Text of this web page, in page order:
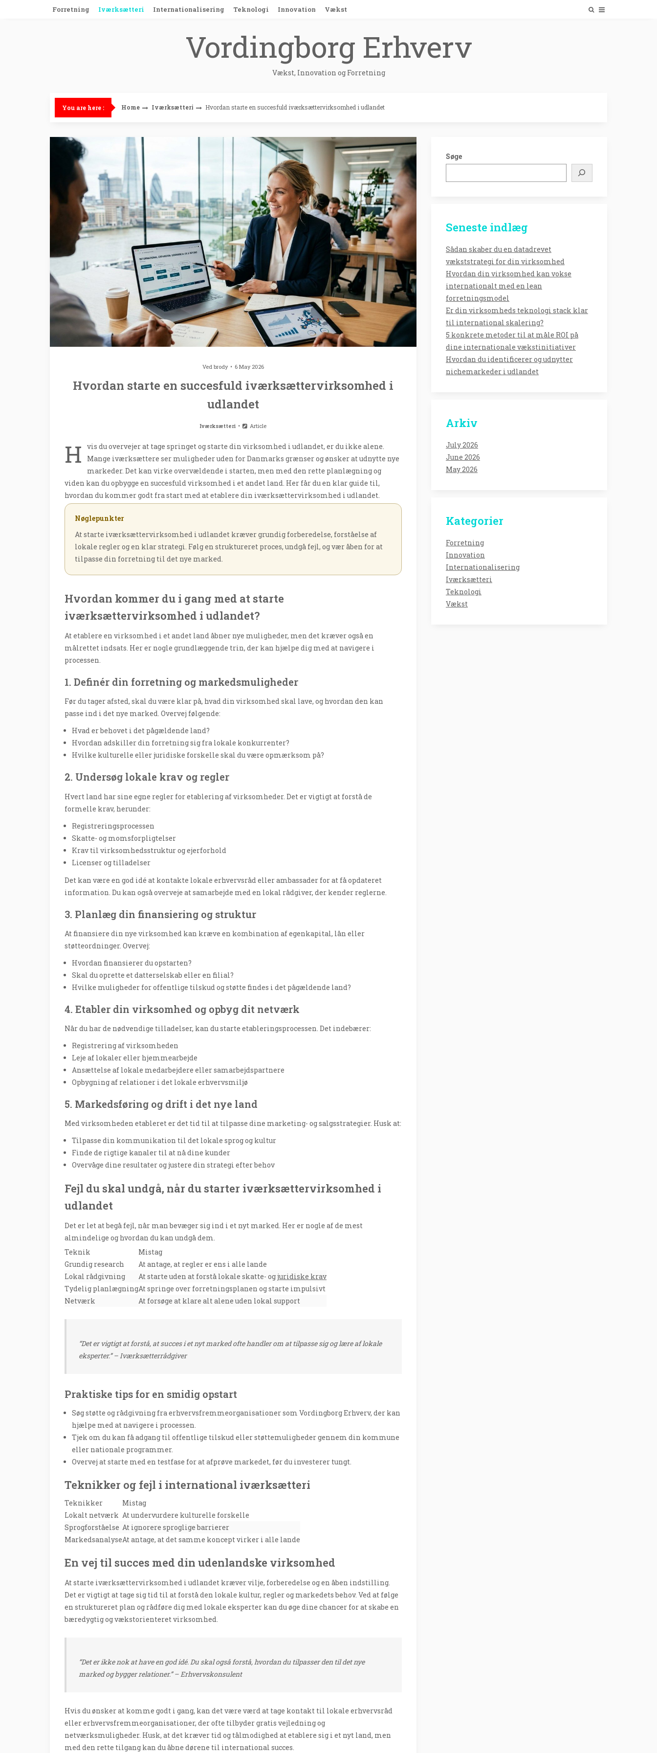
Forretning Iværksætteri Internationalisering Teknologi Innovation Vækst
Vordingborg Erhverv
Vækst, Innovation og Forretning
You are here : Home Iværksætteri Hvordan starte en succesfuld iværksættervirksomhed i udlandet
Ved brody 6 May 2026
Hvordan starte en succesfuld iværksættervirksomhed i
udlandet
Iværksætteri Article
H
vis du overvejer at tage springet og starte din virksomhed i udlandet, er du ikke alene.
Mange iværksættere ser muligheder uden for Danmarks grænser og ønsker at udnytte nye
markeder. Det kan virke overvældende i starten, men med den rette planlægning og
viden kan du opbygge en succesfuld virksomhed i et andet land. Her får du en klar guide til,
hvordan du kommer godt fra start med at etablere din iværksættervirksomhed i udlandet.
Nøglepunkter
At starte iværksættervirksomhed i udlandet kræver grundig forberedelse, forståelse af
lokale regler og en klar strategi. Følg en struktureret proces, undgå fejl, og vær åben for at
tilpasse din forretning til det nye marked.
Hvordan kommer du i gang med at starte
iværksættervirksomhed i udlandet?
At etablere en virksomhed i et andet land åbner nye muligheder, men det kræver også en
målrettet indsats. Her er nogle grundlæggende trin, der kan hjælpe dig med at navigere i
processen.
1. Definér din forretning og markedsmuligheder
Før du tager afsted, skal du være klar på, hvad din virksomhed skal lave, og hvordan den kan
passe ind i det nye marked. Overvej følgende:
Hvad er behovet i det pågældende land?
Hvordan adskiller din forretning sig fra lokale konkurrenter?
Hvilke kulturelle eller juridiske forskelle skal du være opmærksom på?
2. Undersøg lokale krav og regler
Hvert land har sine egne regler for etablering af virksomheder. Det er vigtigt at forstå de
formelle krav, herunder:
Registreringsprocessen
Skatte- og momsforpligtelser
Krav til virksomhedsstruktur og ejerforhold
Licenser og tilladelser
Det kan være en god idé at kontakte lokale erhvervsråd eller ambassader for at få opdateret
information. Du kan også overveje at samarbejde med en lokal rådgiver, der kender reglerne.
3. Planlæg din finansiering og struktur
At finansiere din nye virksomhed kan kræve en kombination af egenkapital, lån eller
støtteordninger. Overvej:
Hvordan finansierer du opstarten?
Skal du oprette et datterselskab eller en filial?
Hvilke muligheder for offentlige tilskud og støtte findes i det pågældende land?
4. Etabler din virksomhed og opbyg dit netværk
Når du har de nødvendige tilladelser, kan du starte etableringsprocessen. Det indebærer:
Registrering af virksomheden
Leje af lokaler eller hjemmearbejde
Ansættelse af lokale medarbejdere eller samarbejdspartnere
Opbygning af relationer i det lokale erhvervsmiljø
5. Markedsføring og drift i det nye land
Med virksomheden etableret er det tid til at tilpasse dine marketing- og salgsstrategier. Husk at:
Tilpasse din kommunikation til det lokale sprog og kultur
Finde de rigtige kanaler til at nå dine kunder
Overvåge dine resultater og justere din strategi efter behov
Fejl du skal undgå, når du starter iværksættervirksomhed i
udlandet
Det er let at begå fejl, når man bevæger sig ind i et nyt marked. Her er nogle af de mest
almindelige og hvordan du kan undgå dem.
Teknik
Mistag
Grundig research
At antage, at regler er ens i alle lande
Lokal rådgivning
At starte uden at forstå lokale skatte- ogjuridiske krav
Tydelig planlægningAt springe over forretningsplanen og starte impulsivt
Netværk
At forsøge at klare alt alene uden lokal support
“Det er vigtigt at forstå, at succes i et nyt marked ofte handler om at tilpasse sig og lære af lokale
eksperter.” – Iværksætterrådgiver
Praktiske tips for en smidig opstart
Søg støtte og rådgivning fra erhvervsfremmeorganisationer som Vordingborg Erhverv, der kan
hjælpe med at navigere i processen.
Tjek om du kan få adgang til offentlige tilskud eller støttemuligheder gennem din kommune
eller nationale programmer.
Overvej at starte med en testfase for at afprøve markedet, før du investerer tungt.
Teknikker og fejl i international iværksætteri
Teknikker
Mistag
Lokalt netværk At undervurdere kulturelle forskelle
Sprogforståelse At ignorere sproglige barrierer
MarkedsanalyseAt antage, at det samme koncept virker i alle lande
En vej til succes med din udenlandske virksomhed
At starte iværksættervirksomhed i udlandet kræver vilje, forberedelse og en åben indstilling.
Det er vigtigt at tage sig tid til at forstå den lokale kultur, regler og markedets behov. Ved at følge
en struktureret plan og rådføre dig med lokale eksperter kan du øge dine chancer for at skabe en
bæredygtig og vækstorienteret virksomhed.
“Det er ikke nok at have en god idé. Du skal også forstå, hvordan du tilpasser den til det nye
marked og bygger relationer.” – Erhvervskonsulent
Hvis du ønsker at komme godt i gang, kan det være værd at tage kontakt til lokale erhvervsråd
eller erhvervsfremmeorganisationer, der ofte tilbyder gratis vejledning og
netværksmuligheder. Husk, at det kræver tid og tålmodighed at etablere sig i et nyt land, men
med den rette tilgang kan du åbne dørene til international succes.
Søge
Seneste indlæg
Sådan skaber du en datadrevet
vækststrategi for din virksomhed
Hvordan din virksomhed kan vokse
internationalt med en lean
forretningsmodel
Er din virksomheds teknologi stack klar
til international skalering?
5 konkrete metoder til at måle ROI på
dine internationale vækstinitiativer
Hvordan du identificerer og udnytter
nichemarkeder i udlandet
Arkiv
July 2026
June 2026
May 2026
Kategorier
Forretning
Innovation
Internationalisering
Iværksætteri
Teknologi
Vækst